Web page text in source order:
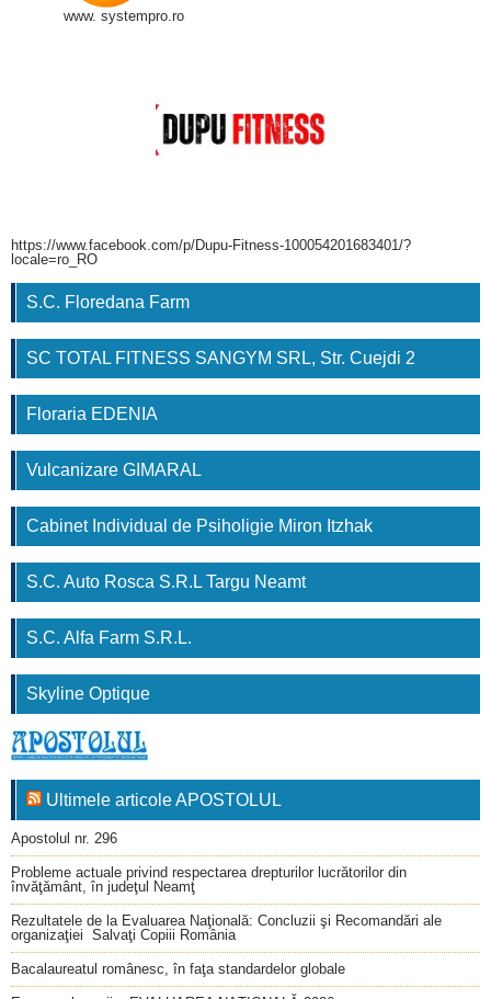
www. systempro.ro
https://www.facebook.com/p/Dupu-Fitness-100054201683401/?
locale=ro_RO
S.C. Floredana Farm
SC TOTAL FITNESS SANGYM SRL, Str. Cuejdi 2
Floraria EDENIA
Vulcanizare GIMARAL
Cabinet Individual de Psiholigie Miron Itzhak
S.C. Auto Rosca S.R.L Targu Neamt
S.C. Alfa Farm S.R.L.
Skyline Optique
Ultimele articole APOSTOLUL
Apostolul nr. 296
Probleme actuale privind respectarea drepturilor lucrătorilor din
învăţământ, în judeţul Neamţ
Rezultatele de la Evaluarea Naţională: Concluzii şi Recomandări ale
organizaţiei Salvaţi Copiii România
Bacalaureatul românesc, în faţa standardelor globale